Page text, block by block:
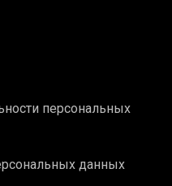
персональных
данных